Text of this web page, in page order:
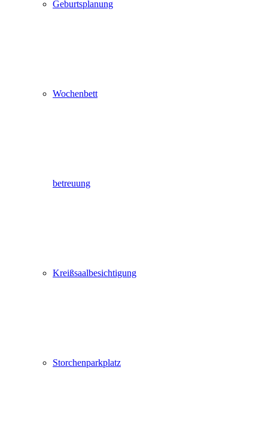
Geburtsplanung
Wochenbett
betreuung
Kreißsaalbesichtigung
Storchenparkplatz